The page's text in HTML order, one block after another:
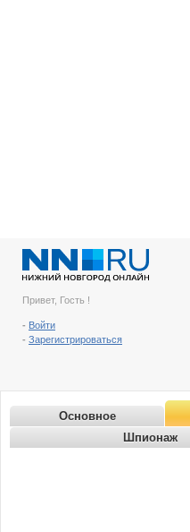
Привет, Гость !
- Войти
- Зарегистрироваться
Основное
Шпионаж